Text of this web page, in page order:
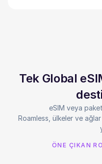
Tek Global
eSIM veya
Roamless, ülkeler ve
ÖNE ÇIKAN